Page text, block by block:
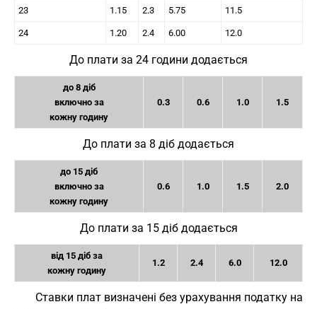
23 1.15 2.3 5.75 11.5
24 1.20 2.4 6.00 12.0
До плати за 24 години додається
до 8 діб
включно за
кожну годину
0.3 0.6 1.0 1.5
До плати за 8 діб додається
до 15 діб
включно за
кожну годину
0.6 1.0 1.5 2.0
До плати за 15 діб додається
від 15 діб за
кожну годину
1.2 2.4 6.0 12.0
Ставки плат визначені без урахування податку на